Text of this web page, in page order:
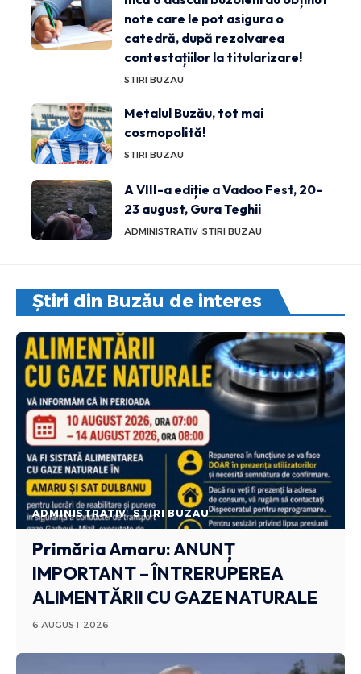
note care le pot asigura o
catedră, după rezolvarea
contestațiilor la titularizare!
STIRI BUZAU
Metalul Buzău, tot mai
cosmopolită!
STIRI BUZAU
A VIII-a ediție a Vadoo Fest, 20–
23 august, Gura Teghii
ADMINISTRATIV STIRI BUZAU
Știri din Buzău de interes
ADMINISTRATIV STIRI BUZAU
Primăria Amaru: ANUNȚ
IMPORTANT – ÎNTRERUPEREA
ALIMENTĂRII CU GAZE NATURALE
6 AUGUST 2026